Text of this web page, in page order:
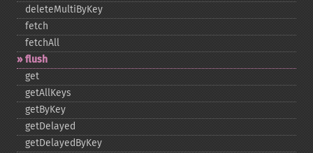
deleteMultiByKey
fetch
fetchAll
flush
get
getAllKeys
getByKey
getDelayed
getDelayedByKey